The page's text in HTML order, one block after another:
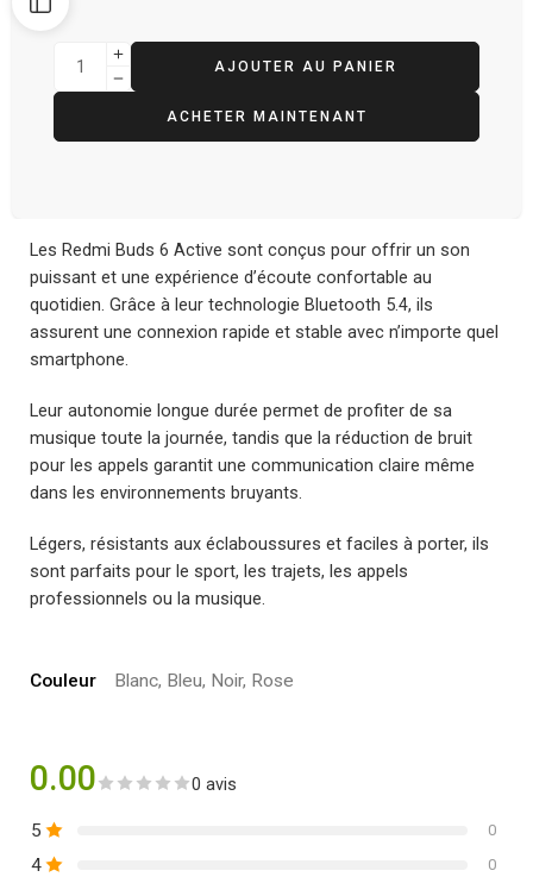
AJOUTER AU PANIER
ACHETER MAINTENANT
Les Redmi Buds 6 Active sont conçus pour offrir un son
puissant et une expérience d’écoute confortable au
quotidien. Grâce à leur technologie Bluetooth 5.4, ils
assurent une connexion rapide et stable avec n’importe quel
smartphone.
Leur autonomie longue durée permet de profiter de sa
musique toute la journée, tandis que la réduction de bruit
pour les appels garantit une communication claire même
dans les environnements bruyants.
Légers, résistants aux éclaboussures et faciles à porter, ils
sont parfaits pour le sport, les trajets, les appels
professionnels ou la musique.
Couleur Blanc, Bleu, Noir, Rose
0.00 0 avis
5 0
4 0